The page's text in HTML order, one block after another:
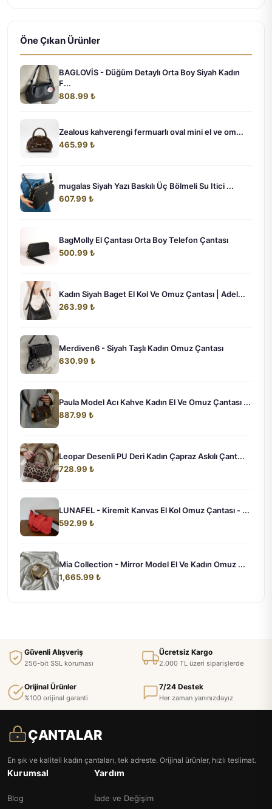
Öne Çıkan Ürünler
BAGLOVİS - Düğüm Detaylı Orta Boy Siyah Kadın
F...
808.99 ₺
Zealous kahverengi fermuarlı oval mini el ve om...
465.99 ₺
mugalas Siyah Yazı Baskılı Üç Bölmeli Su Itici ...
607.99 ₺
BagMolly El Çantası Orta Boy Telefon Çantası
500.99 ₺
Kadın Siyah Baget El Kol Ve Omuz Çantası | Adel...
263.99 ₺
Merdiven6 - Siyah Taşlı Kadın Omuz Çantası
630.99 ₺
Paula Model Acı Kahve Kadın El Ve Omuz Çantası ...
887.99 ₺
Leopar Desenli PU Deri Kadın Çapraz Askılı Çant...
728.99 ₺
LUNAFEL - Kiremit Kanvas El Kol Omuz Çantası - ...
592.99 ₺
Mia Collection - Mirror Model El Ve Kadın Omuz ...
1,665.99 ₺
Güvenli Alışveriş
256-bit SSL koruması
Ücretsiz Kargo
2.000 TL üzeri siparişlerde
Orijinal Ürünler
%100 orijinal garanti
7/24 Destek
Her zaman yanınızdayız
ÇANTALAR
En şık ve kaliteli kadın çantaları, tek adreste. Orijinal ürünler, hızlı teslimat.
Kurumsal
Blog
Yardım
İade ve Değişim